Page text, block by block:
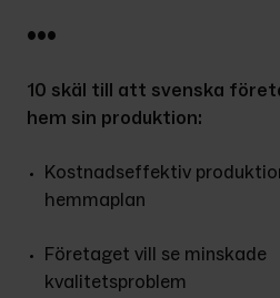
•••
10 skäl till att svenska
hem sin produktion:
Kostnadseffektiv
hemmaplan
Företaget vill se minskade
kvalitetsproblem